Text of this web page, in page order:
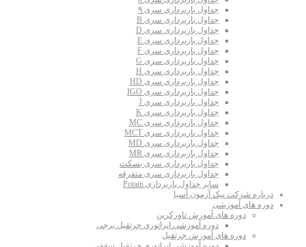
جداول باربرداری سری ۹
جداول باربرداری سری B
جداول باربرداری سری D
جداول باربرداری سری E
جداول باربرداری سری F
جداول باربرداری سری G
جداول باربرداری سری H
جداول باربرداری سری HD
جداول باربرداری سری IGO
جداول باربرداری سری J
جداول باربرداری سری K
جداول باربرداری سری MC
جداول باربرداری سری MCT
جداول باربرداری سری MD
جداول باربرداری سری MR
جداول باربرداری سری بسکت
جداول باربرداری سری متفرقه
سایر جداول باربرداری Potain
درباره شرکت نیک آزمون آسیا
دوره های آموزشی
دوره های آموزش تاورکرین
دوره آموزشی اپراتوری جرثقیل برجی
دوره های آموزش جرثقیل